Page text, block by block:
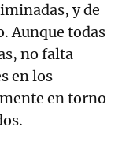
y de
Aunque todas
no falta
en los
en torno